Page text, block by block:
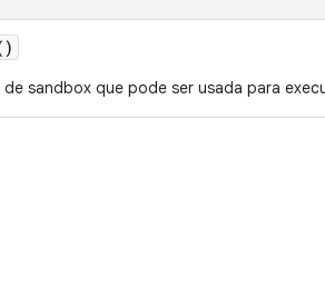
de sandbox que pode ser usada para